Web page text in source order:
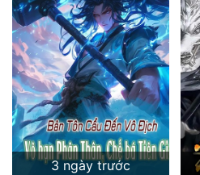
Xuyên Không
Xuyên Nhanh
Xuyên Sách
Xuyên Thư
Điền Văn
3 ngày trước